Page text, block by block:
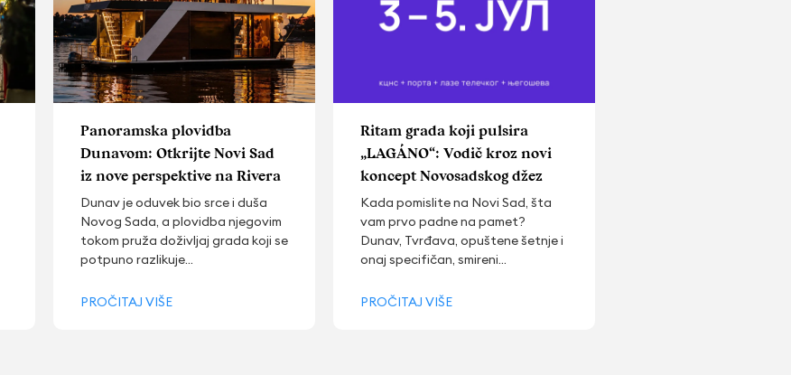
Panoramska plovidba
Dunavom: Otkrijte Novi Sad
iz nove perspektive na Rivera
katamaranu
Dunav je oduvek bio srce i duša
Novog Sada, a plovidba njegovim
tokom pruža doživljaj grada koji se
potpuno razlikuje...
PROČITAJ VIŠE
Ritam grada koji pulsira
„LAGÁNO“: Vodič kroz novi
koncept Novosadskog džez
festivala
Kada pomislite na Novi Sad, šta
vam prvo padne na pamet?
Dunav, Tvrđava, opuštene šetnje i
onaj specifičan, smireni...
PROČITAJ VIŠE